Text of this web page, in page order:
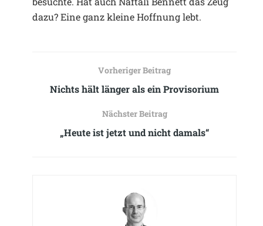
dazu? Eine ganz kleine Hoffnung lebt.
Vorheriger Beitrag
Nichts hält länger als ein Provisorium
Nächster Beitrag
„Heute ist jetzt und nicht damals“